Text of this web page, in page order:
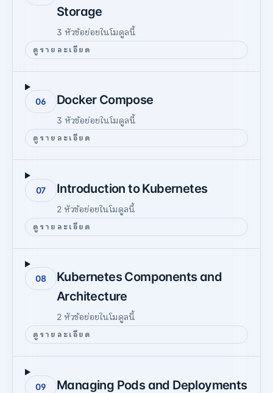
Storage
3 หัวข้อย่อยในโมดูลนี้
ดูรายละเอียด
06 Docker Compose
3 หัวข้อย่อยในโมดูลนี้
ดูรายละเอียด
07 Introduction to Kubernetes
2 หัวข้อย่อยในโมดูลนี้
ดูรายละเอียด
08
Kubernetes Components and
Architecture
2 หัวข้อย่อยในโมดูลนี้
ดูรายละเอียด
09 Managing Pods and Deployments